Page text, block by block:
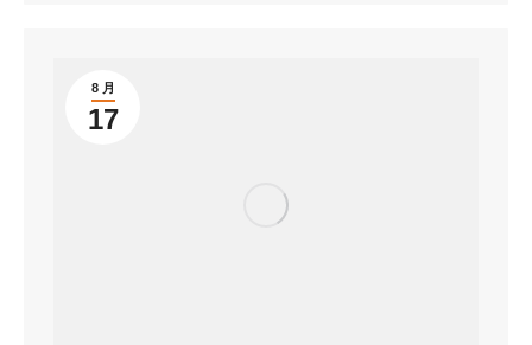
8 月
17